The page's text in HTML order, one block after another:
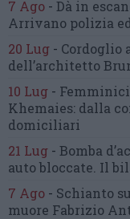
7 Ago - Dà in
Arrivano polizia
20 Lug - Cordoglio
dell’architetto
10 Lug -
Khemaies: dalla
domiciliari
21 Lug - Bomba
auto bloccate. Il
7 Ago - Schianto
muore Fabrizio